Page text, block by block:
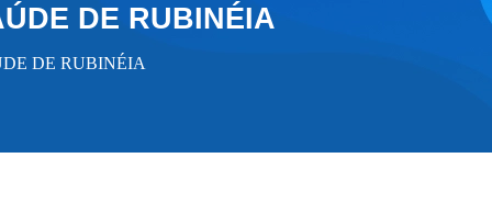
DE RUBINÉIA
DE RUBINÉIA